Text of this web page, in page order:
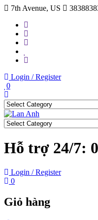
Skip
content
7th Avenue, US
Login / Register
0
Hỗ trợ 24/7:
Login / Register
0
Giỏ hàng